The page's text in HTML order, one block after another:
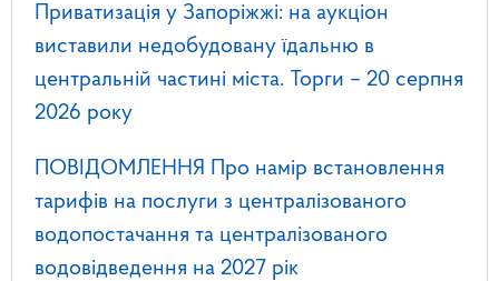
Приватизація у Запоріжжі: на аукціон
виставили недобудовану їдальню в
центральній частині міста. Торги – 20 серпня
2026 року
ПОВІДОМЛЕННЯ Про намір встановлення
тарифів на послуги з централізованого
водопостачання та централізованого
водовідведення на 2027 рік